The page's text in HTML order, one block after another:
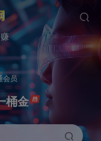
会员
桶金